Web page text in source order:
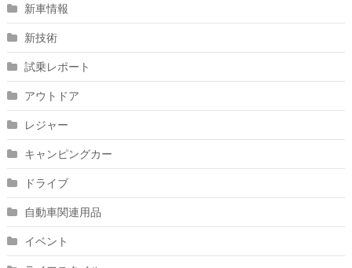
新車情報
新技術
試乗レポート
アウトドア
レジャー
キャンピングカー
ドライブ
自動車関連用品
イベント